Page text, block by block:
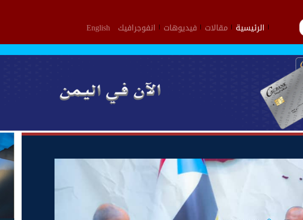
الرئيسية مقالات فيديوهات انفوجرافيك English